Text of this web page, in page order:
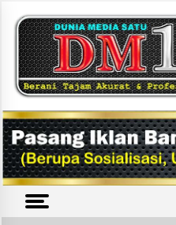
content